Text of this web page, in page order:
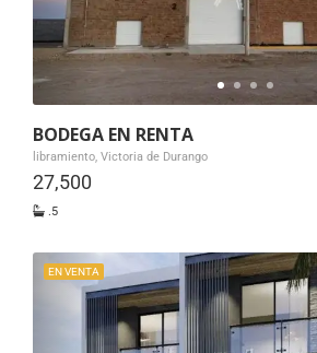
BODEGA EN RENTA
libramiento, Victoria de Durango
27,500
.5
EN VENTA